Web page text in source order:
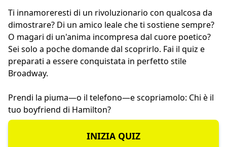
Ti innamoreresti di un rivoluzionario con qualcosa da
dimostrare? Di un amico leale che ti sostiene sempre?
O magari di un'anima incompresa dal cuore poetico?
Sei solo a poche domande dal scoprirlo. Fai il quiz e
preparati a essere conquistata in perfetto stile
Broadway.
Prendi la piuma—o il telefono—e scopriamolo: Chi è il
tuo boyfriend di Hamilton?
INIZIA QUIZ